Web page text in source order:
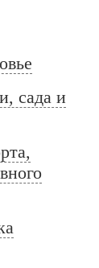
сада и